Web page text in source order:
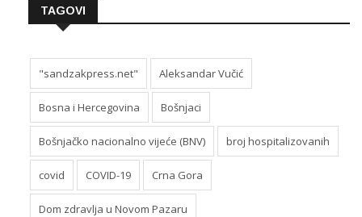
TAGOVI
"sandzakpress.net" Aleksandar Vučić
Bosna i Hercegovina Bošnjaci
Bošnjačko nacionalno vijeće (BNV) broj hospitalizovanih
covid COVID-19 Crna Gora
Dom zdravlja u Novom Pazaru